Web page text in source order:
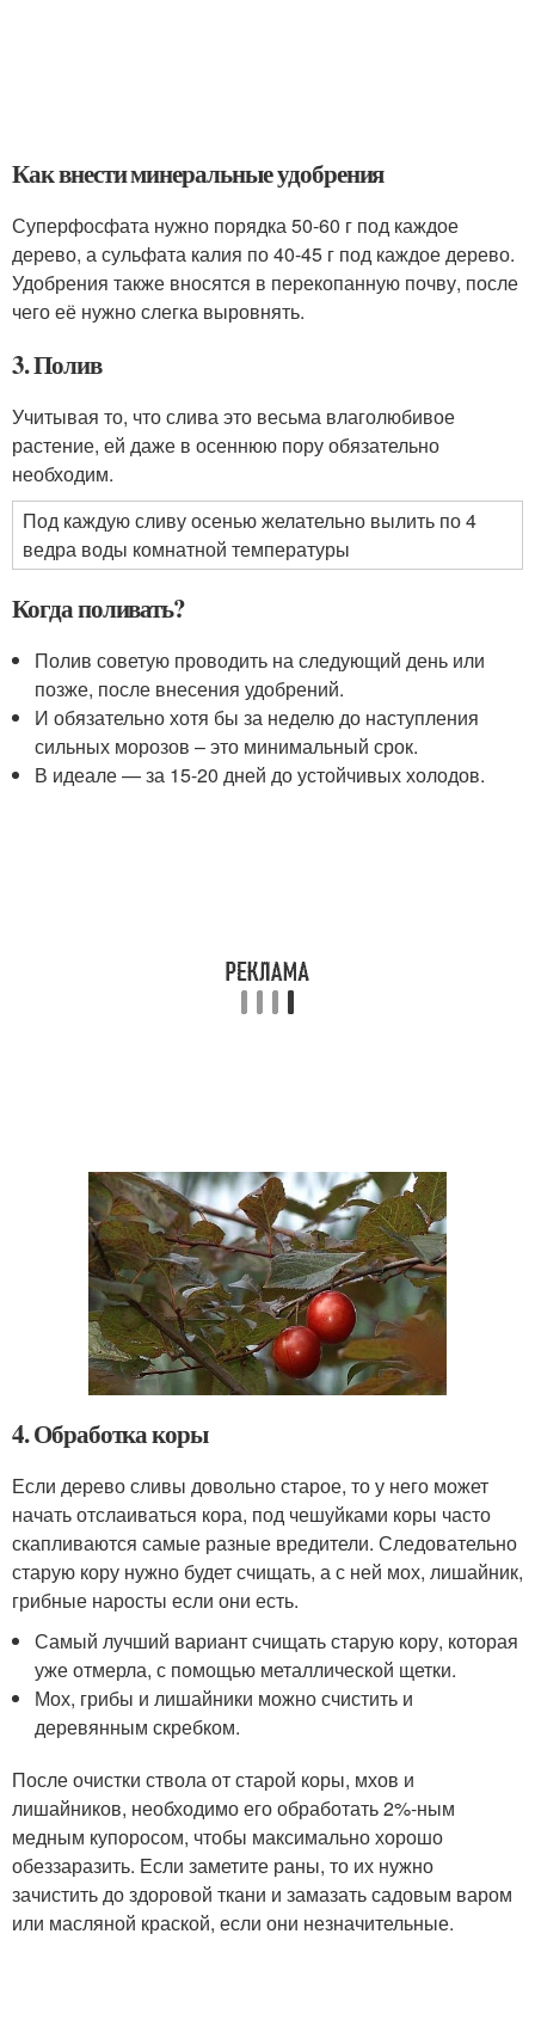
Как внести минеральные удобрения
Суперфосфата нужно порядка 50-60 г под каждое
дерево, а сульфата калия по 40-45 г под каждое дерево.
Удобрения также вносятся в перекопанную почву, после
чего её нужно слегка выровнять.
3. Полив
Учитывая то, что слива это весьма влаголюбивое
растение, ей даже в осеннюю пору обязательно
необходим.
Под каждую сливу осенью желательно вылить по 4
ведра воды комнатной температуры
Когда поливать?
Полив советую проводить на следующий день или
позже, после внесения удобрений.
И обязательно хотя бы за неделю до наступления
сильных морозов – это минимальный срок.
В идеале — за 15-20 дней до устойчивых холодов.
4. Обработка коры
Если дерево сливы довольно старое, то у него может
начать отслаиваться кора, под чешуйками коры часто
скапливаются самые разные вредители. Следовательно
старую кору нужно будет счищать, а с ней мох, лишайник,
грибные наросты если они есть.
Самый лучший вариант счищать старую кору, которая
уже отмерла, с помощью металлической щетки.
Мох, грибы и лишайники можно счистить и
деревянным скребком.
После очистки ствола от старой коры, мхов и
лишайников, необходимо его обработать 2%-ным
медным купоросом, чтобы максимально хорошо
обеззаразить. Если заметите раны, то их нужно
зачистить до здоровой ткани и замазать садовым варом
или масляной краской, если они незначительные.